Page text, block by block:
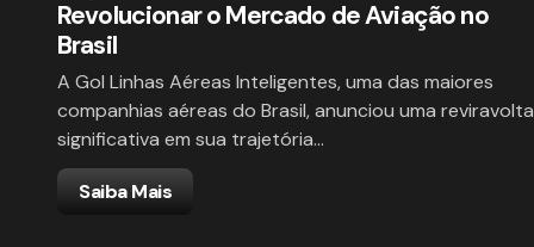
Revolucionar o Mercado de Aviação no
Brasil
A Gol Linhas Aéreas Inteligentes, uma das maiores
companhias aéreas do Brasil, anunciou uma reviravolta
significativa em sua trajetória…
Saiba Mais